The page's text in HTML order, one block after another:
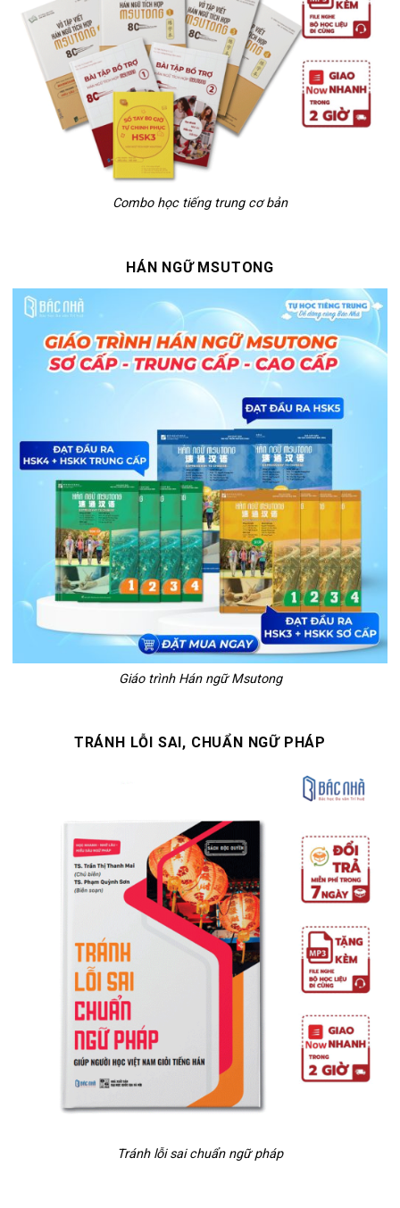
Combo học tiếng trung cơ bản
HÁN NGỮ MSUTONG
Giáo trình Hán ngữ Msutong
TRÁNH LỖI SAI, CHUẨN NGỮ PHÁP
Tránh lỗi sai chuẩn ngữ pháp